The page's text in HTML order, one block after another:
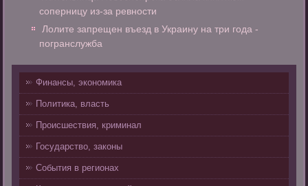
соперницу из-за ревности
Лолите запрещен въезд в Украину на три года -
погранслужба
Финансы, экономика
Политика, власть
Происшествия, криминал
Государство, законы
События в регионах